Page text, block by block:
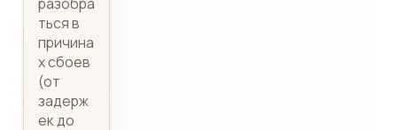
ться в
причина
х сбоев
(от
задерж
ек до